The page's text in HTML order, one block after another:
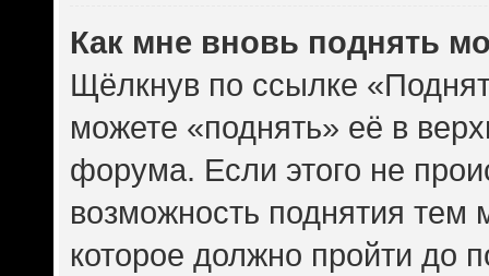
Как мне вновь поднять
Щёлкнув по ссылке
можете «поднять» её в
форума. Если этого не
возможность поднятия тем
которое должно пройти до